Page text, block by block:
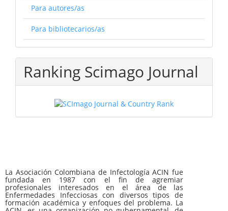
Para autores/as
Para bibliotecarios/as
Ranking Scimago Journal
La Asociación Colombiana de Infectología ACIN fue
fundada en 1987 con el fin de agremiar
profesionales interesados en el área de las
Enfermedades Infecciosas con diversos tipos de
formación académica y enfoques del problema. La